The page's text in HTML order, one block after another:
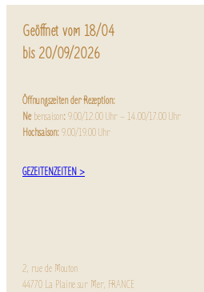
Geöffnet vom 18/04
bis 20/09/2026
Öffnungszeiten der Rezeption:
Ne bensaison:9.00/12.00 Uhr – 14.00/17.00 Uhr
Hochsaison:9.00/19.00 Uhr
GEZEITENZEITEN >
2, rue de Mouton
44770 La Plaine sur Mer, FRANCE